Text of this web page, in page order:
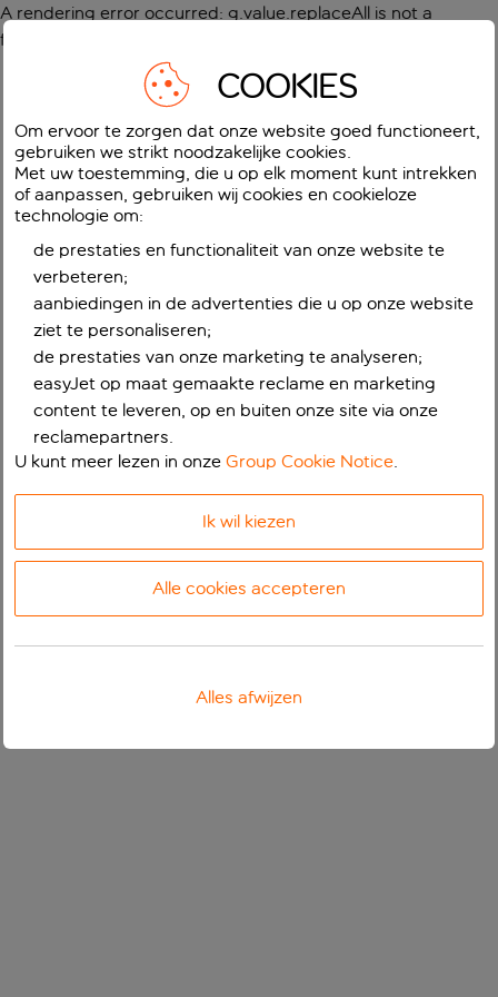
A rendering error occurred: g.value.replaceAll is not a
function
COOKIES
Om ervoor te zorgen dat onze website goed functioneert,
gebruiken we strikt noodzakelijke cookies.
Met uw toestemming, die u op elk moment kunt intrekken
of aanpassen, gebruiken wij cookies en cookieloze
technologie om:
de prestaties en functionaliteit van onze website te
verbeteren;
aanbiedingen in de advertenties die u op onze website
ziet te personaliseren;
de prestaties van onze marketing te analyseren;
easyJet op maat gemaakte reclame en marketing
content te leveren, op en buiten onze site via onze
reclamepartners.
U kunt meer lezen in onzeGroup Cookie Notice.
Ik wil kiezen
Alle cookies accepteren
Alles afwijzen